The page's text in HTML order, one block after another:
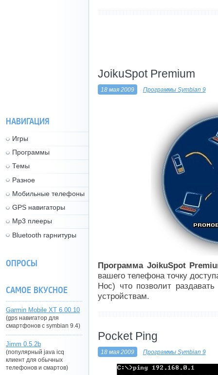
JoikuSpot Premium
18 мая 2009 Программы Symbian 9
Программа JoikuSpot
вашего телефона точку
Hoc) что позволит
устройствам.
Pocket Ping
18 мая 2009 Программы Symbian 9
НАВИГАЦИЯ
Игры
Программы
Темы
Разное
Мобильные телефоны
GPS навигаторы
Mp3 плееры
Bluetooth гарнитуры
ОПРОСЫ
САМОЕ ВКУСНОЕ
Garmin Mobile XT 6.00.10
(gps навигатор для
смартфонов с symbian 9.4)
Jimm 0.5.2b
(популярный java icq
клиент для обычных
телефонов и смартов)